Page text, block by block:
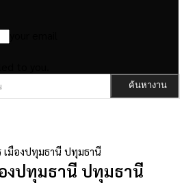
ค้นหางาน
เมืองปทุมธานี ปทุมธานี
งปทุมธานี ปทุมธานี